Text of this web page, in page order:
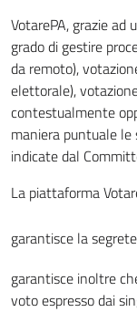
VotarePA, grazie ad
grado di gestire
da remoto),
elettorale),
contestualmente
maniera puntuale
indicate dal
La piattaforma
garantisce la
garantisce inoltre
voto espresso dai